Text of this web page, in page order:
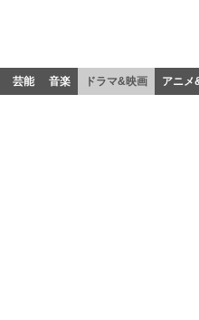
芸能 音楽 ドラマ&映画 アニメ